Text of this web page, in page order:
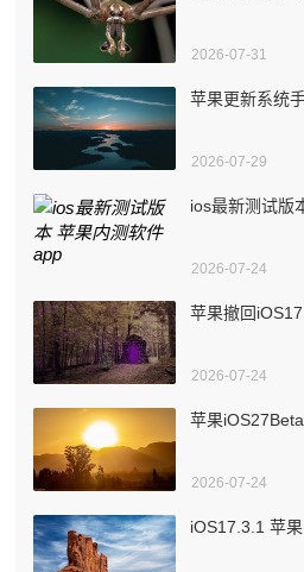
2026-07-31
苹果更新系统
2026-07-29
ios最新测试版
2026-07-24
苹果撤回
2026-07-24
苹果
2026-07-24
iOS17.3.1 苹